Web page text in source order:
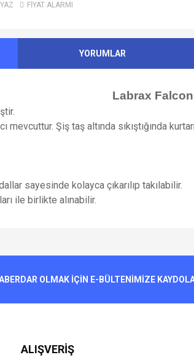
FİYAT ALARMI
YORUMLAR
Labrax Falcon
mevcuttur. Şiş taş altında sıkıştığında
sayesinde kolayca çıkarılıp takılabilir.
ile birlikte alınabilir.
OLMAK İÇİN E-BÜLTENİMİZE
ALIŞVERİŞ